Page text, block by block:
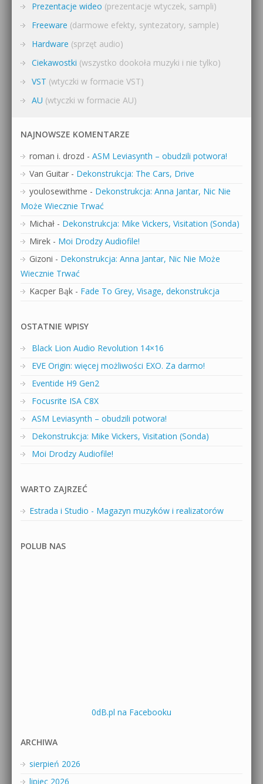
Prezentacje wideo (prezentacje wtyczek, sampli)
Freeware (darmowe efekty, syntezatory, sample)
Hardware (sprzęt audio)
Ciekawostki (wszystko dookoła muzyki i nie tylko)
VST (wtyczki w formacie VST)
AU (wtyczki w formacie AU)
NAJNOWSZE KOMENTARZE
roman i. drozd - ASM Leviasynth – obudzili potwora!
Van Guitar - Dekonstrukcja: The Cars, Drive
youlosewithme - Dekonstrukcja: Anna Jantar, Nic Nie
Może Wiecznie Trwać
Michał - Dekonstrukcja: Mike Vickers, Visitation (Sonda)
Mirek - Moi Drodzy Audiofile!
Gizoni - Dekonstrukcja: Anna Jantar, Nic Nie Może
Wiecznie Trwać
Kacper Bąk - Fade To Grey, Visage, dekonstrukcja
OSTATNIE WPISY
Black Lion Audio Revolution 14×16
EVE Origin: więcej możliwości EXO. Za darmo!
Eventide H9 Gen2
Focusrite ISA C8X
ASM Leviasynth – obudzili potwora!
Dekonstrukcja: Mike Vickers, Visitation (Sonda)
Moi Drodzy Audiofile!
WARTO ZAJRZEĆ
Estrada i Studio - Magazyn muzyków i realizatorów
POLUB NAS
0dB.pl na Facebooku
ARCHIWA
sierpień 2026
lipiec 2026